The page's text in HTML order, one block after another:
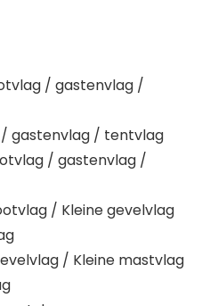
/ gastenvlag /
gastenvlag / tentvlag
/ gastenvlag /
/ Kleine gevelvlag
/ Kleine mastvlag